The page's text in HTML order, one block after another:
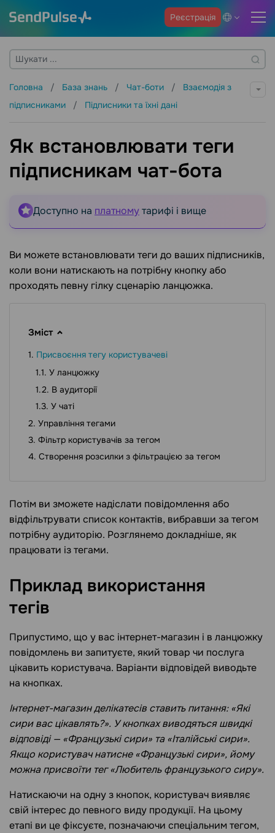
Реєстрація
Головна База знань Чат-боти
Взаємодія з
підписниками
Підписники та їхні дані
Як встановлювати теги
підписникам чат-бота
Доступно на платномутарифі і вище
Ви можете встановлювати теги до ваших підписників,
коли вони натискають на потрібну кнопку або
проходять певну гілку сценарію ланцюжка.
Зміст
Присвоєння тегу користувачеві
У ланцюжку
В аудиторії
У чаті
Управління тегами
Фільтр користувачів за тегом
Створення розсилки з фільтрацією за тегом
Потім ви зможете надіслати повідомлення або
відфільтрувати список контактів, вибравши за тегом
потрібну аудиторію. Розглянемо докладніше, як
працювати із тегами.
Приклад використання
тегів
Припустимо, що у вас інтернет-магазин і в ланцюжку
повідомлень ви запитуєте, який товар чи послуга
цікавить користувача. Варіанти відповідей виводьте
на кнопках.
Інтернет-магазин делікатесів ставить питання: «Які
сири вас цікавлять?». У кнопках виводяться швидкі
відповіді — «Французькі сири» та «Італійські сири».
Якщо користувач натисне «Французькі сири», йому
можна присвоїти тег «Любитель французького сиру».
Натискаючи на одну з кнопок, користувач виявляє
свій інтерес до певного виду продукції. На цьому
етапі ви це фіксуєте, позначаючи спеціальним тегом,